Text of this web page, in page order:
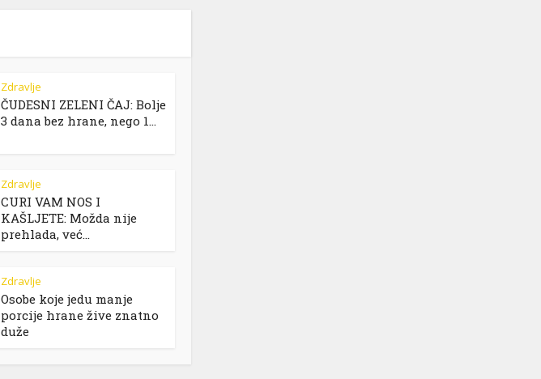
Zdravlje
ČUDESNI ZELENI ČAJ: Bolje
3 dana bez hrane, nego 1...
Zdravlje
CURI VAM NOS I
KAŠLJETE: Možda nije
prehlada, već...
Zdravlje
Osobe koje jedu manje
porcije hrane žive znatno
duže